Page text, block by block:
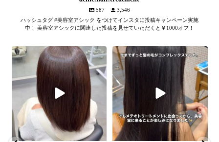
587
3,546
ハッシュタグ #美容室アシック をつけてインスタに投稿キャンペーン実施
中！ 美容室アシックに関連した投稿を見せていただくと￥1000オフ！
【髪質改善メテオトリートメン
SNSやYouTubeで話題のメテオト
リートメント。
髪のツヤ、諦めていません
1